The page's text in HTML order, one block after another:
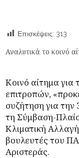
Επισκέψεις: 313
Αναλυτικά το κοινό
Κοινό αίτημα για
επιτροπών,
συζήτηση για
τη Σύμβαση-
Κλιματική
βουλευτές του
Αριστεράς.